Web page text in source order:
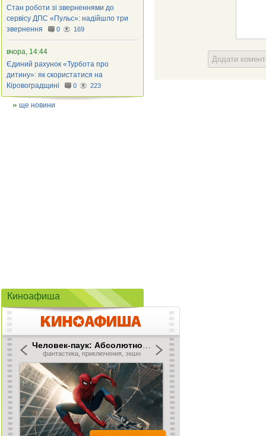
Додати
Стан роботи зі зверненнями до
сервісу ДПС «Пульс»: надійшло три
звернення
0 169
вчора, 14:44
Єдиний рахунок «Турбота про
дитину»: як скористатися на
Кіровоградщині
0 223
ще новини
Киноафиша